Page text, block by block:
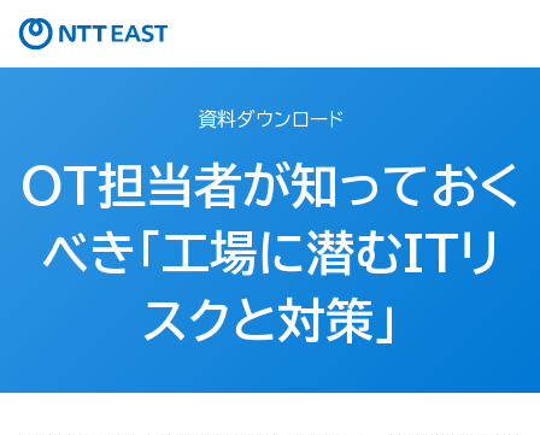
資料ダウンロード
OT担当者が知っておく
べき「工場に潜むITリ
スクと対策」